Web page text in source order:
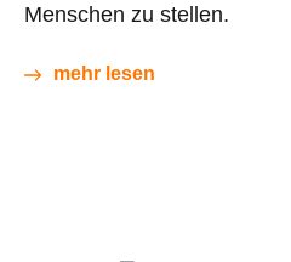
Menschen zu stellen.
mehr lesen